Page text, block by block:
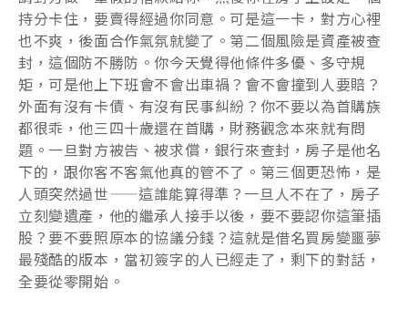
持分卡住，要賣得經過你同意。可是這一卡，對方心裡
也不爽，後面合作氣氛就變了。第二個風險是資產被查
封，這個防不勝防。你今天覺得他條件多優、多守規
矩，可是他上下班會不會出車禍？會不會撞到人要賠？
外面有沒有卡債、有沒有民事糾紛？你不要以為首購族
都很乖，他三四十歲還在首購，財務觀念本來就有問
題。一旦對方被告、被求償，銀行來查封，房子是他名
下的，跟你客不客氣他真的管不了。第三個更恐怖，是
人頭突然過世——這誰能算得準？一旦人不在了，房子
立刻變遺產，他的繼承人接手以後，要不要認你這筆插
股？要不要照原本的協議分錢？這就是借名買房變噩夢
最殘酷的版本，當初簽字的人已經走了，剩下的對話，
全要從零開始。